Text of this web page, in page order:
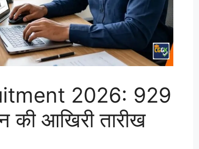
2026: 929
की आखिरी तारीख